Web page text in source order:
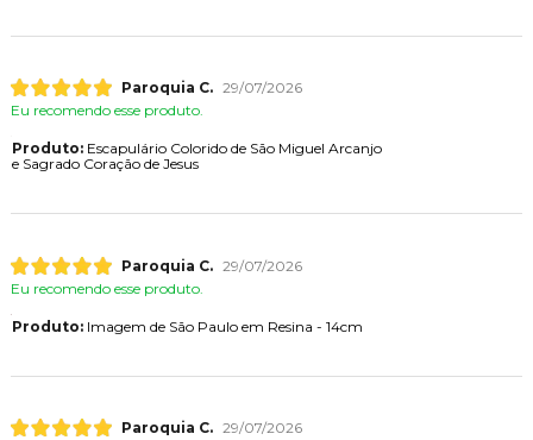
Paroquia C. 29/07/2026
Eu recomendo esse produto.
Produto:Escapulário Colorido de São Miguel Arcanjo
e Sagrado Coração de Jesus
Paroquia C. 29/07/2026
Eu recomendo esse produto.
Produto:Imagem de São Paulo em Resina - 14cm
Paroquia C. 29/07/2026